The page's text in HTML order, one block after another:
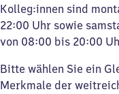
Kolleg:innen sind
22:00 Uhr sowie
von 08:00 bis 20:00
Bitte wählen Sie ein
Merkmale der